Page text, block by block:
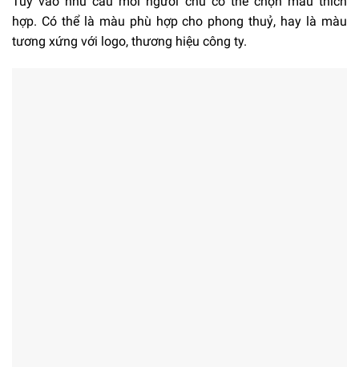
hợp. Có thể là màu phù hợp cho phong thuỷ, hay là màu
tương xứng với logo, thương hiệu công ty.